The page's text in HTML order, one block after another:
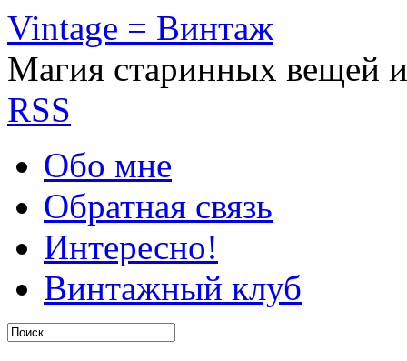
Vintage = Винтаж
Магия старинных вещей
RSS
Обо мне
Обратная связь
Интересно!
Винтажный клуб